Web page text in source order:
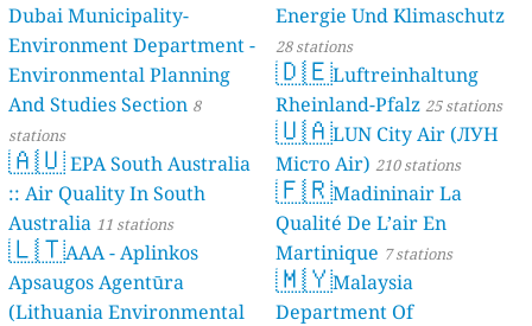
Dubai Municipality-
Environment Department -
Environmental Planning
And Studies Section 8
stations
🇦🇺EPA South Australia
:: Air Quality In South
Australia 11 stations
🇱🇹AAA - Aplinkos
Apsaugos Agentūra
(Lithuania Environmental
Energie Und Klimaschutz
28 stations
🇩🇪Luftreinhaltung
Rheinland-Pfalz 25 stations
🇺🇦LUN City Air (ЛУН
Місто Air) 210 stations
🇫🇷Madininair La
Qualité De L’air En
Martinique 7 stations
🇲🇾Malaysia
Department Of